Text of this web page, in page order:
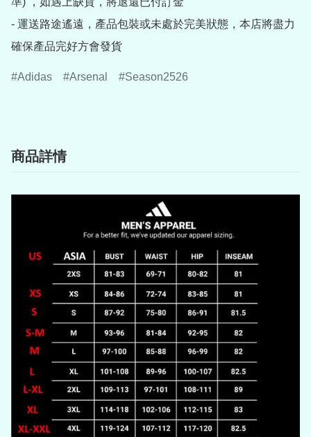
- 運送路途遙遠，產品包裝或未處於完美狀態，本店將盡力
確保產品完好方會發貨
Adidas Arsenal Season2526
商品詳情